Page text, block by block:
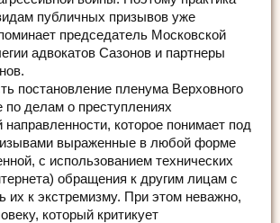
публичных призывов уже
председатель Московской
адвокатов Сазонов и партнеры
постановление пленума Верховного
по делам о преступлениях
направленности, которое понимает под
выраженные в любой форме
с использованием технических
обращения к другим лицам с
их к экстремизму. При этом неважно,
который критикует